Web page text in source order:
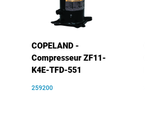
COPELAND -
Compresseur ZF11-
K4E-TFD-551
259200